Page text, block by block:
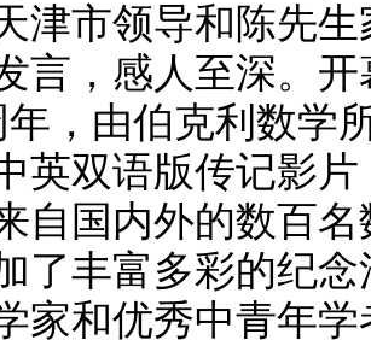
津市领导和陈先
言，感人至深。
年，由伯克利数学
英双语版传记影
自国内外的数百
了丰富多彩的纪
家和优秀中青年